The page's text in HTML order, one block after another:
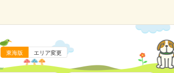
東海版 エリア変更